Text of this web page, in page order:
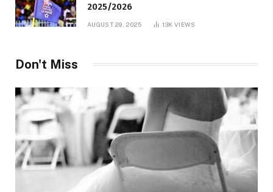
2025/2026
AUGUST 29, 2025 13KVIEWS
Don't Miss